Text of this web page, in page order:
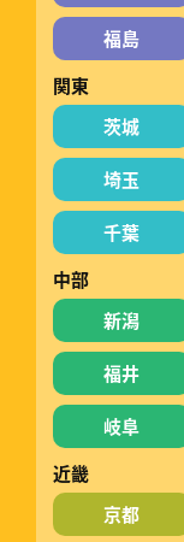
福島
関東
茨城
埼玉
千葉
中部
新潟
福井
岐阜
近畿
京都